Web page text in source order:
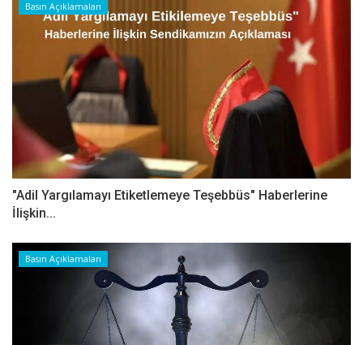
Basın Açıklamaları
"Adil Yargılamayı Etiketlemeye Teşebbüs" Haberlerine
İlişkin...
Basın Açıklamaları